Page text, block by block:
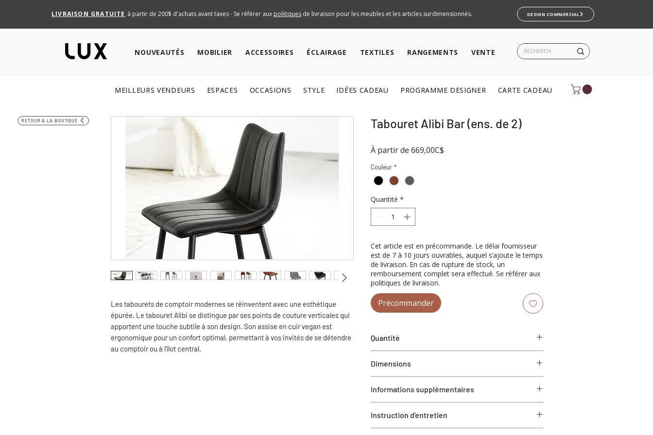
LIVRAISON GRATUITE à partir de 200$ d'achats avant taxes - Se référer aux politiquesde livraison pour les meubles et les articles surdimensionnés. DESIGN COMMERCIAL
NOUVEAUTÉS MOBILIER ACCESSOIRES ÉCLAIRAGE TEXTILES RANGEMENTS VENTE
MEILLEURS VENDEURS ESPACES OCCASIONS STYLE IDÉES CADEAU PROGRAMME DESIGNER CARTE CADEAU
RETOUR À LA BOUTIQUE
Les tabourets de comptoir modernes se réinventent avec une esthétique
épurée. Le tabouret Alibi se distingue par ses points de couture verticales qui
apportent une touche subtile à son design. Son assise en cuir vegan est
ergonomique pour un confort optimal, permettant à vos invités de se détendre
au comptoir ou à l'îlot central.
Tabouret Alibi Bar (ens. de 2)
À partir de 669,00C$
Couleur *
Quantité *
Cet article est en précommande. Le délai fournisseur
est de 7 à 10 jours ouvrables, auquel s’ajoute le temps
de livraison. En cas de rupture de stock, un
remboursement complet sera effectué. Se référer aux
politiques de livraison.
Précommander
Quantité
Dimensions
Hauteur d'assise 30"
Profondeur d'assise 14.5"
Largeur d'assise 17"
Informations supplémentaires
hauteur comptoir et en version chaise
Nécessite un assemblage
Instruction d'entretien